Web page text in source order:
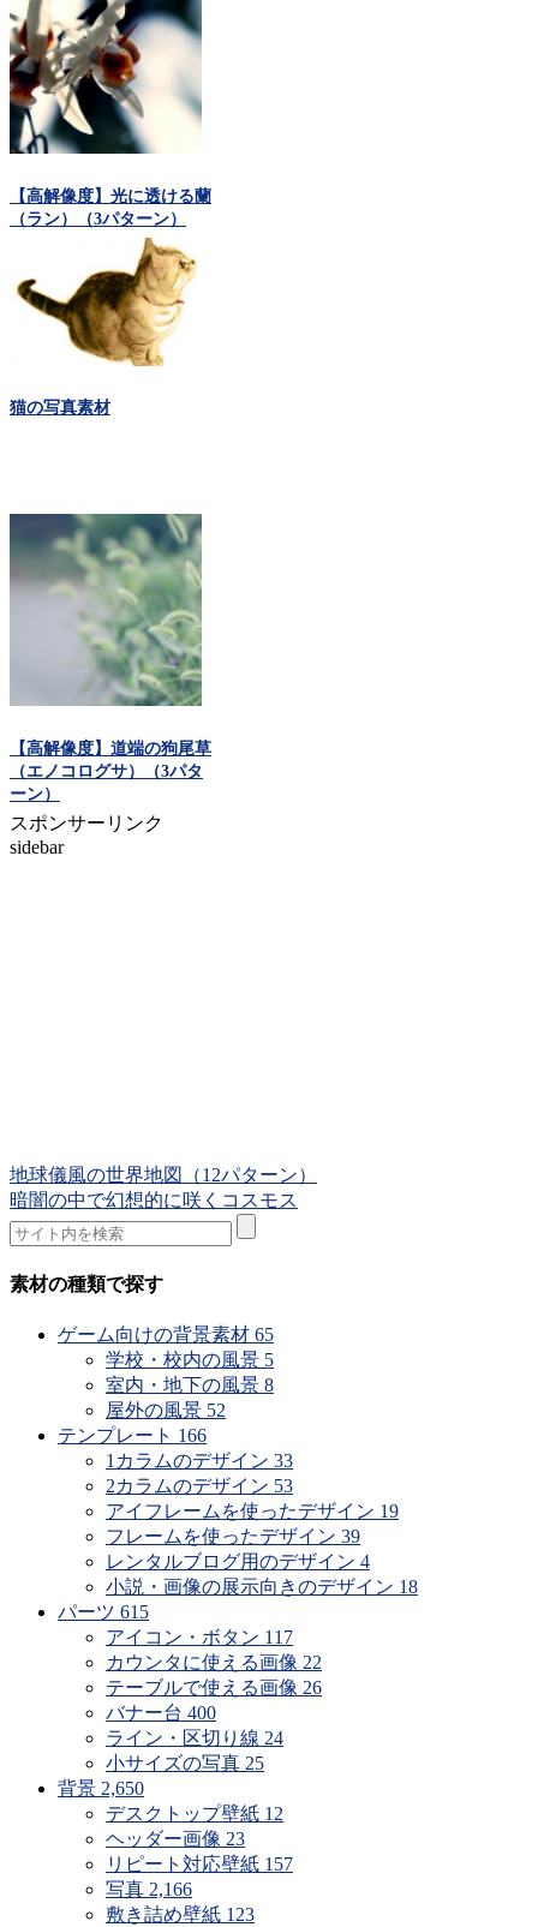
【高解像度】光に透ける蘭
（ラン）（3パターン）
猫の写真素材
【高解像度】道端の狗尾草
（エノコログサ）（3パタ
ーン）
スポンサーリンク
sidebar
地球儀風の世界地図（12パターン）
暗闇の中で幻想的に咲くコスモス
素材の種類で探す
ゲーム向けの背景素材 65
学校・校内の風景 5
室内・地下の風景 8
屋外の風景 52
テンプレート 166
1カラムのデザイン 33
2カラムのデザイン 53
アイフレームを使ったデザイン 19
フレームを使ったデザイン 39
レンタルブログ用のデザイン 4
小説・画像の展示向きのデザイン 18
パーツ 615
アイコン・ボタン 117
カウンタに使える画像 22
テーブルで使える画像 26
バナー台 400
ライン・区切り線 24
小サイズの写真 25
背景 2,650
デスクトップ壁紙 12
ヘッダー画像 23
リピート対応壁紙 157
写真 2,166
敷き詰め壁紙 123